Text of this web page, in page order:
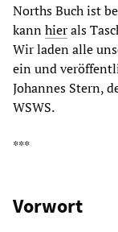
Norths Buch ist
kannhierals
Wir laden alle
ein und
Johannes Stern,
WSWS.
***
Vorwort